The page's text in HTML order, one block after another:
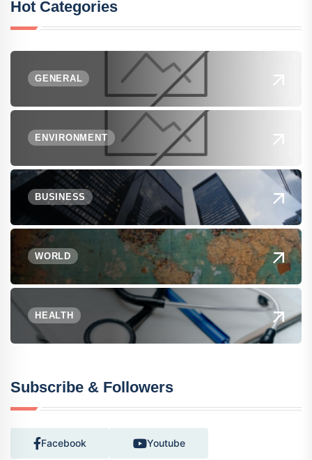
Hot Categories
GENERAL
ENVIRONMENT
BUSINESS
WORLD
HEALTH
Subscribe & Followers
Facebook Youtube